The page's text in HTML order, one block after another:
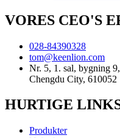
VORES CEO'S
028-84390328
tom@keenlion.com
Nr. 5, 1. sal, bygning
Chengdu City, 610052
HURTIGE
Produkter